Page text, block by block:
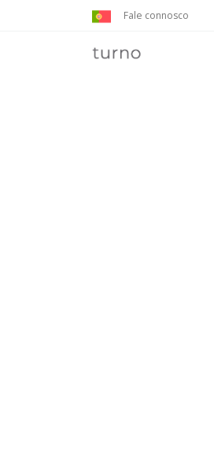
Fale connosco